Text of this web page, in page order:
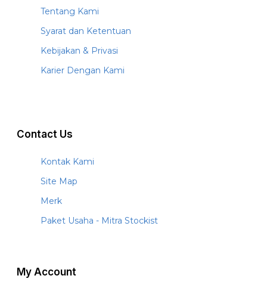
Tentang Kami
Syarat dan Ketentuan
Kebijakan & Privasi
Karier Dengan Kami
Contact Us
Kontak Kami
Site Map
Merk
Paket Usaha - Mitra Stockist
My Account